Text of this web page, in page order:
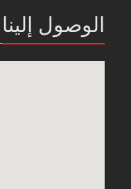
الوصول إلينا